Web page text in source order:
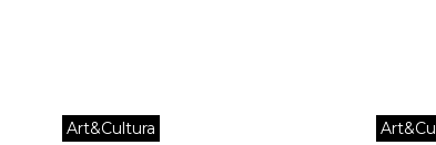
Art&Cultura